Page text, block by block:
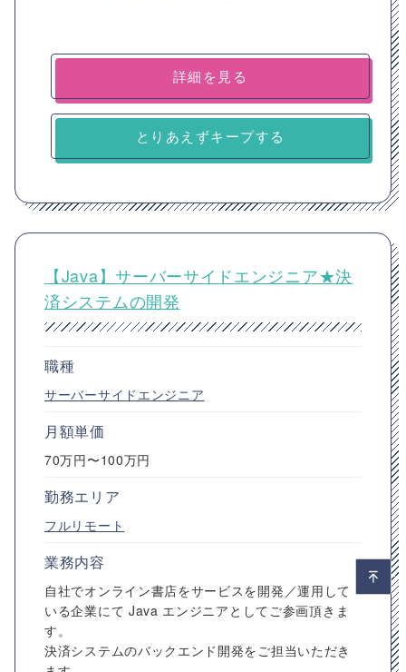
詳細を見る
とりあえずキープする
【Java】サーバーサイドエンジニア★決
済システムの開発
職種
サーバーサイドエンジニア
月額単価
70万円〜100万円
勤務エリア
フルリモート
業務内容
自社でオンライン書店をサービスを開発／運用して
いる企業にて Java エンジニアとしてご参画頂きま
す。
決済システムのバックエンド開発をご担当いただき